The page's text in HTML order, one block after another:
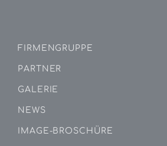
FIRMENGRUPPE
PARTNER
GALERIE
NEWS
IMAGE-BROSCHÜRE